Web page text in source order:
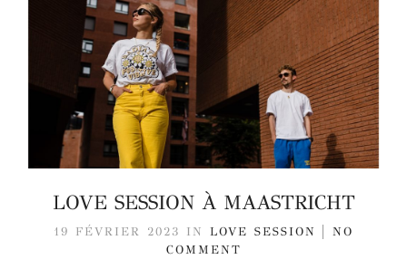
LOVE SESSION À MAASTRICHT
19 FÉVRIER 2023 IN LOVE SESSION
NO
COMMENT